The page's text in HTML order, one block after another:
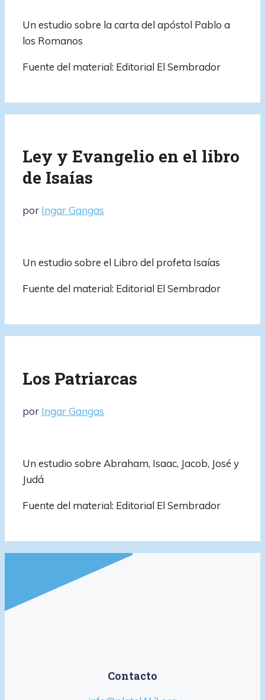
Un estudio sobre la carta del apóstol Pablo a
los Romanos
Fuente del material: Editorial El Sembrador
Ley y Evangelio en el libro
de Isaías
por Ingar Gangas
Un estudio sobre el Libro del profeta Isaías
Fuente del material: Editorial El Sembrador
Los Patriarcas
por Ingar Gangas
Un estudio sobre Abraham, Isaac, Jacob, José y
Judá
Fuente del material: Editorial El Sembrador
Contacto